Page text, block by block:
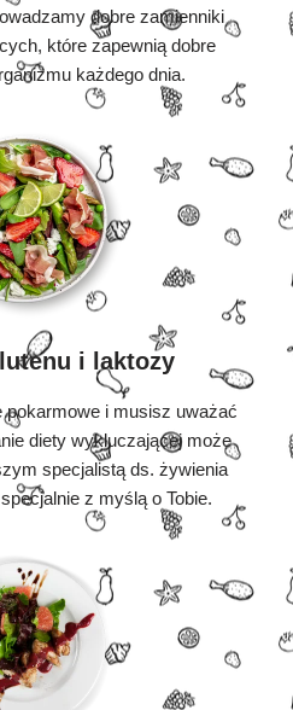
dobre zamienniki
które zapewnią dobre
każdego dnia.
i laktozy
pokarmowe i musisz uważać
diety wykluczającej może
specjalistą ds. żywienia
z myślą o Tobie.